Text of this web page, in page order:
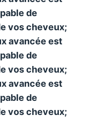
de
vos cheveux;
avancée est
de
vos cheveux;
avancée est
de
vos cheveux;